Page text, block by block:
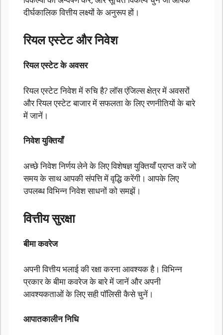
दीर्घकालिक वित्तीय लक्ष्यों के अनुरूप हों।
रियल एस्टेट और निवेश
रियल एस्टेट के अवसर
रियल एस्टेट निवेश में रुचि है? लॉस एंजिल्स क्षेत्र में अवसरों
और रियल एस्टेट बाजार में सफलता के लिए रणनीतियों के बारे
में जानें।
निवेश युक्तियाँ
अच्छे निवेश निर्णय लेने के लिए विशेषज्ञ युक्तियाँ प्राप्त करें जो
समय के साथ आपकी संपत्ति में वृद्धि करेंगी। आपके लिए
उपलब्ध विभिन्न निवेश साधनों को समझें।
वित्तीय सुरक्षा
बीमा कवरेज
अपनी वित्तीय भलाई की रक्षा करना आवश्यक है। विभिन्न
प्रकार के बीमा कवरेज के बारे में जानें और अपनी
आवश्यकताओं के लिए सही पॉलिसी कैसे चुनें।
आपातकालीन निधि